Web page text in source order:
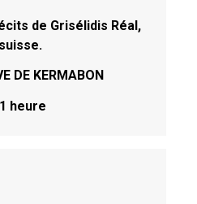
de Grisélidis Réal,
DE KERMABON
heure